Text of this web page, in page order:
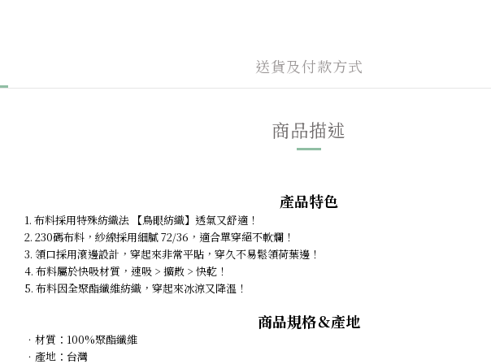
送貨及付款方式
商品描述
產品特色
1. 布料採用特殊紡織法 【鳥眼紡織】透氣又舒適！
2. 230碼布料，紗線採用細膩 72/36，適合單穿絕不軟爛！
3. 領口採用滾邊設計，穿起來非常平貼，穿久不易鬆領荷葉邊！
4. 布料屬於快吸材質，速吸 > 擴散 > 快乾！
5. 布料因全聚酯纖維紡織，穿起來冰涼又降溫！
商品規格＆產地
．材質：100%聚酯纖維
． 產地：台灣